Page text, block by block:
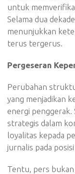
untuk
Selama dua
menunjukkan
terus tergerus.
Pergeseran
Perubahan
yang menjadikan
energi
strategis dalam
loyalitas kepada
jurnalis pada
Tentu, pers